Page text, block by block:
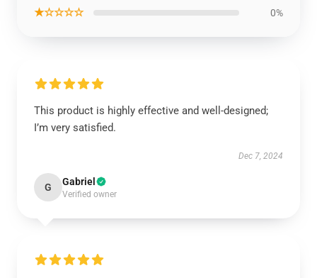
★☆☆☆☆ 0%
This product is highly effective and well-designed;
I’m very satisfied.
Dec 7, 2024
G Gabriel
Verified owner